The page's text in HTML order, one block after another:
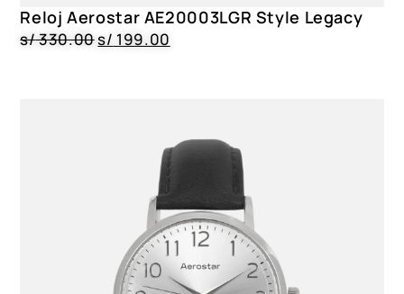
Reloj Aerostar AE20003LGR Style Legacy
s/330.00s/ 199.00